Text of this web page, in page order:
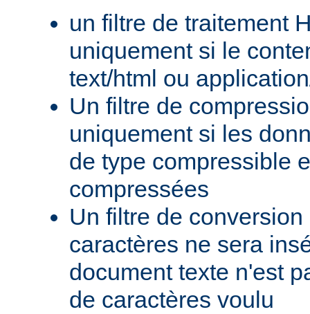
un filtre de traitement
uniquement si le
text/html ou
Un filtre de
uniquement si les
de type compressible
compressées
Un filtre de
caractères ne sera
document texte n'est
de caractères voulu